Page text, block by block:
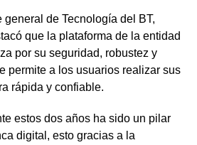
de Tecnología del BT,
que la plataforma de la entidad
por su seguridad, robustez y
permite a los usuarios realizar sus
rápida y confiable.
estos dos años ha sido un pilar
digital, esto gracias a la